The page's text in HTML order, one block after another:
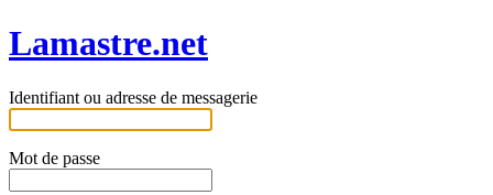
Lamastre.net
Identifiant ou adresse de messagerie
Mot de passe